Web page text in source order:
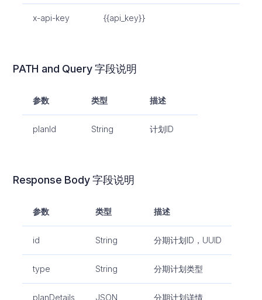
x-api-key {{api_key}}
PATH and Query 字段说明
参数 类型 描述
planId String 计划ID
Response Body 字段说明
参数 类型 描述
id String 分期计划ID，UUID
type String 分期计划类型
planDetails JSON 分期计划详情